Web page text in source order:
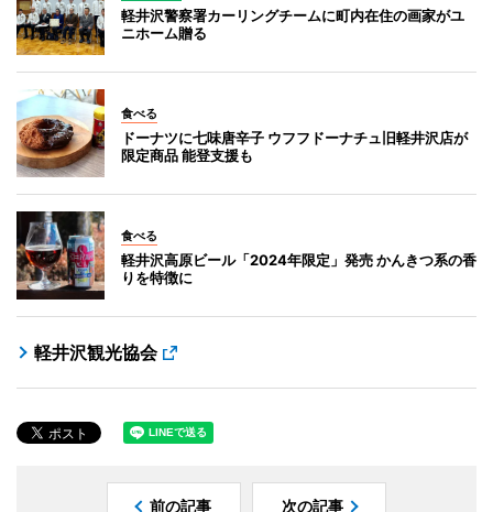
軽井沢警察署カーリングチームに町内在住の画家がユ
ニホーム贈る
食べる
ドーナツに七味唐辛子 ウフフドーナチュ旧軽井沢店が
限定商品 能登支援も
食べる
軽井沢高原ビール「2024年限定」発売 かんきつ系の香
りを特徴に
軽井沢観光協会
前の記事 次の記事